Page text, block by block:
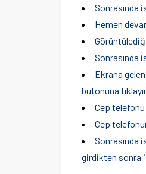
Sonrasında
Hemen
Sonrasında
Ekrana
butonuna
Cep telefonu
Cep
Sonrasında
girdikten sonra